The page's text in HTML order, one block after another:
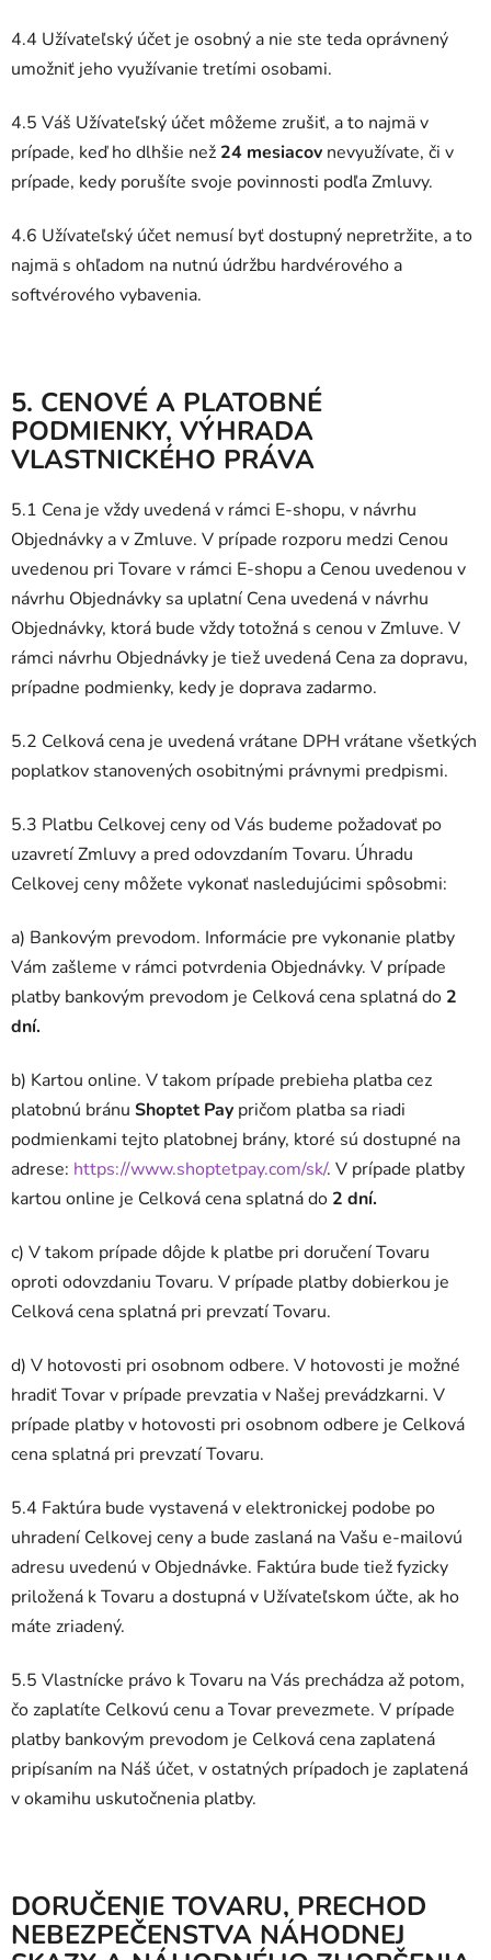
4.4 Užívateľský účet je osobný a nie ste teda oprávnený
umožniť jeho využívanie tretími osobami.
4.5 Váš Užívateľský účet môžeme zrušiť, a to najmä v
prípade, keď ho dlhšie než 24 mesiacov nevyužívate, či v
prípade, kedy porušíte svoje povinnosti podľa Zmluvy.
4.6 Užívateľský účet nemusí byť dostupný nepretržite, a to
najmä s ohľadom na nutnú údržbu hardvérového a
softvérového vybavenia.
5. CENOVÉ A PLATOBNÉ
PODMIENKY, VÝHRADA
VLASTNICKÉHO PRÁVA
5.1 Cena je vždy uvedená v rámci E-shopu, v návrhu
Objednávky a v Zmluve. V prípade rozporu medzi Cenou
uvedenou pri Tovare v rámci E-shopu a Cenou uvedenou v
návrhu Objednávky sa uplatní Cena uvedená v návrhu
Objednávky, ktorá bude vždy totožná s cenou v Zmluve. V
rámci návrhu Objednávky je tiež uvedená Cena za dopravu,
prípadne podmienky, kedy je doprava zadarmo.
5.2 Celková cena je uvedená vrátane DPH vrátane všetkých
poplatkov stanovených osobitnými právnymi predpismi.
5.3 Platbu Celkovej ceny od Vás budeme požadovať po
uzavretí Zmluvy a pred odovzdaním Tovaru. Úhradu
Celkovej ceny môžete vykonať nasledujúcimi spôsobmi:
a) Bankovým prevodom. Informácie pre vykonanie platby
Vám zašleme v rámci potvrdenia Objednávky. V prípade
platby bankovým prevodom je Celková cena splatná do 2
dní.
b) Kartou online. V takom prípade prebieha platba cez
platobnú bránu Shoptet Pay pričom platba sa riadi
podmienkami tejto platobnej brány, ktoré sú dostupné na
adrese: https://www.shoptetpay.com/sk/. V prípade platby
kartou online je Celková cena splatná do 2 dní.
c) V takom prípade dôjde k platbe pri doručení Tovaru
oproti odovzdaniu Tovaru. V prípade platby dobierkou je
Celková cena splatná pri prevzatí Tovaru.
d) V hotovosti pri osobnom odbere. V hotovosti je možné
hradiť Tovar v prípade prevzatia v Našej prevádzkarni. V
prípade platby v hotovosti pri osobnom odbere je Celková
cena splatná pri prevzatí Tovaru.
5.4 Faktúra bude vystavená v elektronickej podobe po
uhradení Celkovej ceny a bude zaslaná na Vašu e-mailovú
adresu uvedenú v Objednávke. Faktúra bude tiež fyzicky
priložená k Tovaru a dostupná v Užívateľskom účte, ak ho
máte zriadený.
5.5 Vlastnícke právo k Tovaru na Vás prechádza až potom,
čo zaplatíte Celkovú cenu a Tovar prevezmete. V prípade
platby bankovým prevodom je Celková cena zaplatená
pripísaním na Náš účet, v ostatných prípadoch je zaplatená
v okamihu uskutočnenia platby.
DORUČENIE TOVARU, PRECHOD
NEBEZPEČENSTVA NÁHODNEJ